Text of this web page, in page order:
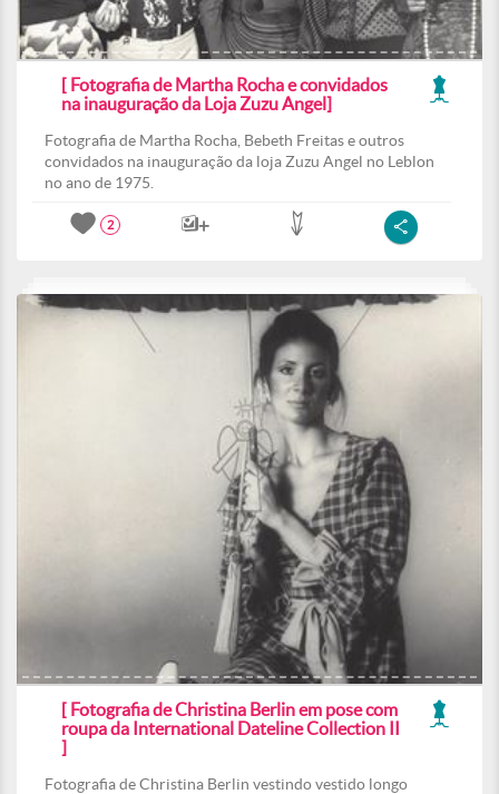
[ Fotografia de Martha Rocha e convidados
na inauguração da Loja Zuzu Angel]
Fotografia de Martha Rocha, Bebeth Freitas e outros
convidados na inauguração da loja Zuzu Angel no Leblon
no ano de 1975.
2
[ Fotografia de Christina Berlin em pose com
roupa da International Dateline Collection II
]
Fotografia de Christina Berlin vestindo vestido longo